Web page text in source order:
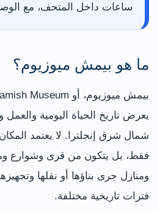
ساعات داخل المتحف، مع
ما هو بيمش ميوزيوم؟
يعرض تاريخ الحياة اليومية
شمال شرق إنجلترا. لا يعتمد
فقط، بل يتكون من قرى وشوارع
ومنازل جرى بناؤها أو نقلها
فترات تاريخية مختلفة.